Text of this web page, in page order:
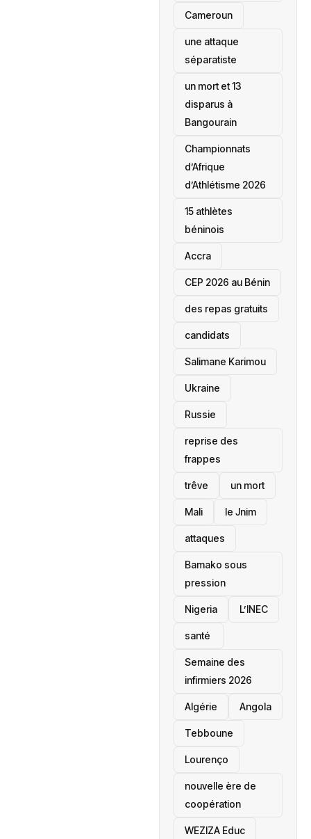
‎Cameroun
une attaque
séparatiste
un mort et 13
disparus à
Bangourain
‎Championnats
d’Afrique
d’Athlétisme 2026
15 athlètes
béninois
Accra
‎CEP 2026 au Bénin
des repas gratuits
candidats
Salimane Karimou
Ukraine
Russie
reprise des
frappes
trêve un mort
Mali le Jnim
attaques
Bamako sous
pression
‎Nigeria L’INEC
santé ‎
Semaine des
infirmiers 2026
‎Algérie Angola
Tebboune
Lourenço
nouvelle ère de
coopération
‎WEZIZA Educ